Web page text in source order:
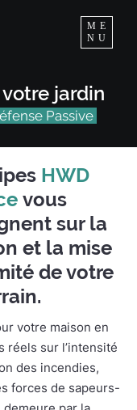
ME
NU
jardin
nse Passive
HWD
vous
sur la
et la mise
de votre
votre maison en
réels sur l’intensité
des incendies,
forces de sapeurs-